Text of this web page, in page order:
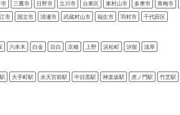
市 三鷹市 日野市 立川市 台東区 東村山市 多摩市 青梅市
市 国立市 清瀬市 武蔵村山市 福生市 羽村市 千代田区
六本木 白金 目白 京橋 上野 浜松町 汐留 浅草
大手町駅 水天宮前駅 中目黒駅 神楽坂駅 虎ノ門駅 竹芝駅